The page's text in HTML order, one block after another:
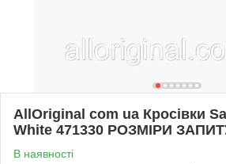
AllOriginal com ua Кросівки
White 471330 РОЗМІРИ
В наявності